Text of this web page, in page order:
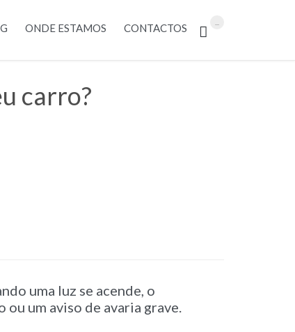
Skip
to
ONDE ESTAMOS CONTACTOS 
carro?
uma luz se acende, o
um aviso de avaria grave.